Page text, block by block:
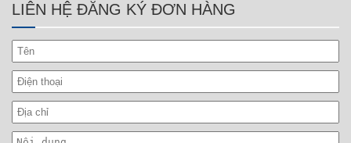
LIÊN HỆ ĐĂNG KÝ ĐƠN HÀNG